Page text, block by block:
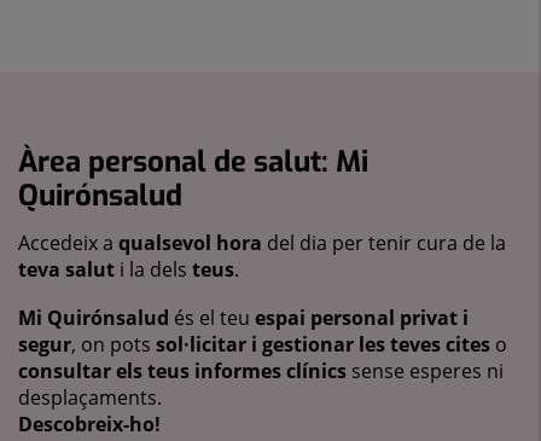
Àrea personal de salut: Mi
Quirónsalud
Accedeix a qualsevol hora del dia per tenir cura de la
teva salut i la dels teus.
Mi Quirónsalud és el teu espai personal privat i
segur, on pots sol·licitar i gestionar les teves cites o
consultar els teus informes clínics sense esperes ni
desplaçaments.
Descobreix-ho!